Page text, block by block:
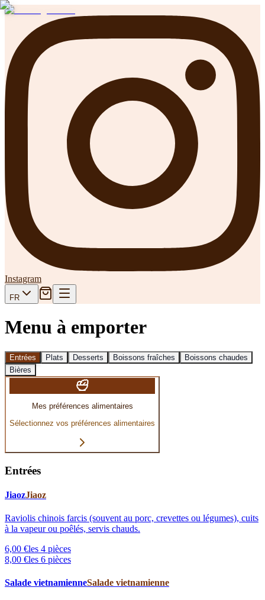
Instagram
FR
Menu à emporter
Entrées Plats Desserts Boissons fraîches
Boissons chaudes
Bières
Mes préférences alimentaires
Sélectionnez vos préférences alimentaires
Entrées
JiaozJiaoz
Raviolis chinois farcis (souvent au porc, crevettes ou légumes), cuits
à la vapeur ou poêlés, servis chauds.
6,00 €les 4 pièces
8,00 €les 6 pièces
Salade vietnamienneSalade vietnamienne